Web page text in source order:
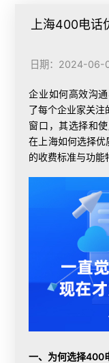
上海400电话
日期：2024-
企业如何高效沟
了每个企业家关
窗口，其选择和
在上海如何选择
的收费标准与功能
一、为何选择400